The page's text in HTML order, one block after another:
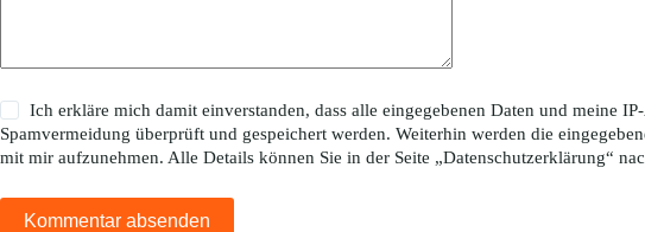
Ich erkläre mich damit einverstanden, dass alle eingegebenen Daten und meine
Spamvermeidung überprüft und gespeichert werden. Weiterhin werden die
mit mir aufzunehmen. Alle Details können Sie in der Seite „Datenschutzerklärung“
Kommentar absenden